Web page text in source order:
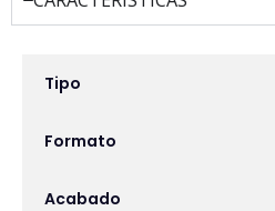
Tipo
Formato
Acabado